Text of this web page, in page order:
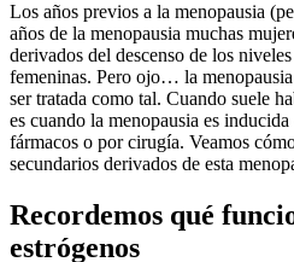
Los años previos a la menopausia
años de la menopausia muchas
derivados del descenso de los
femeninas. Pero ojo… la
ser tratada como tal. Cuando suele
es cuando la menopausia es
fármacos o por cirugía. Veamos
secundarios derivados de esta
Recordemos qué
estrógenos